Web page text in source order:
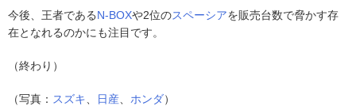
今後、王者であるN-BOXや2位のスペーシアを販売台数で脅かす存
在となれるのかにも注目です。
（終わり）
（写真： スズキ 日産 ホンダ）